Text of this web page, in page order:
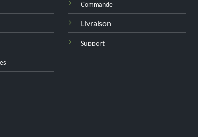
Commande
Livraison
Support